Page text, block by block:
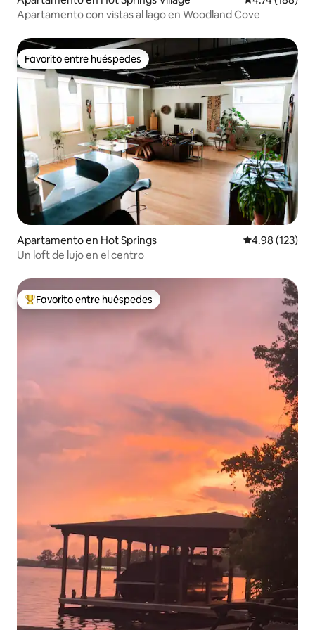
Apartamento con vistas al lago en Woodland Cove
Favorito entre huéspedes
Favorito entre huéspedes
Apartamento en Hot Springs Calificación
4.98 (123)
Un loft de lujo en el centro
Favorito entre huéspedes preferido
Favorito entre huéspedes